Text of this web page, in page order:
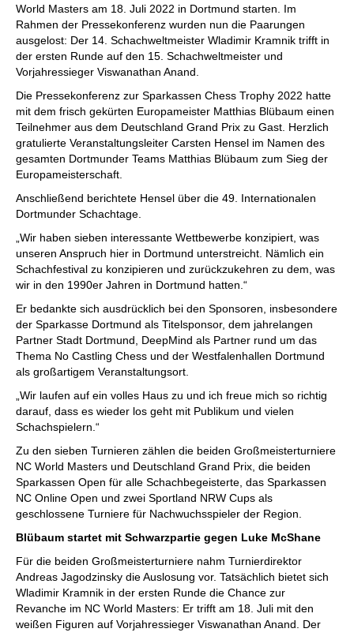
World Masters am 18. Juli 2022 in Dortmund starten. Im
Rahmen der Pressekonferenz wurden nun die Paarungen
ausgelost: Der 14. Schachweltmeister Wladimir Kramnik trifft in
der ersten Runde auf den 15. Schachweltmeister und
Vorjahressieger Viswanathan Anand.
Die Pressekonferenz zur Sparkassen Chess Trophy 2022 hatte
mit dem frisch gekürten Europameister Matthias Blübaum einen
Teilnehmer aus dem Deutschland Grand Prix zu Gast. Herzlich
gratulierte Veranstaltungsleiter Carsten Hensel im Namen des
gesamten Dortmunder Teams Matthias Blübaum zum Sieg der
Europameisterschaft.
Anschließend berichtete Hensel über die 49. Internationalen
Dortmunder Schachtage.
„Wir haben sieben interessante Wettbewerbe konzipiert, was
unseren Anspruch hier in Dortmund unterstreicht. Nämlich ein
Schachfestival zu konzipieren und zurückzukehren zu dem, was
wir in den 1990er Jahren in Dortmund hatten.“
Er bedankte sich ausdrücklich bei den Sponsoren, insbesondere
der Sparkasse Dortmund als Titelsponsor, dem jahrelangen
Partner Stadt Dortmund, DeepMind als Partner rund um das
Thema No Castling Chess und der Westfalenhallen Dortmund
als großartigem Veranstaltungsort.
„Wir laufen auf ein volles Haus zu und ich freue mich so richtig
darauf, dass es wieder los geht mit Publikum und vielen
Schachspielern.“
Zu den sieben Turnieren zählen die beiden Großmeisterturniere
NC World Masters und Deutschland Grand Prix, die beiden
Sparkassen Open für alle Schachbegeisterte, das Sparkassen
NC Online Open und zwei Sportland NRW Cups als
geschlossene Turniere für Nachwuchsspieler der Region.
Blübaum startet mit Schwarzpartie gegen Luke McShane
Für die beiden Großmeisterturniere nahm Turnierdirektor
Andreas Jagodzinsky die Auslosung vor. Tatsächlich bietet sich
Wladimir Kramnik in der ersten Runde die Chance zur
Revanche im NC World Masters: Er trifft am 18. Juli mit den
weißen Figuren auf Vorjahressieger Viswanathan Anand. Der